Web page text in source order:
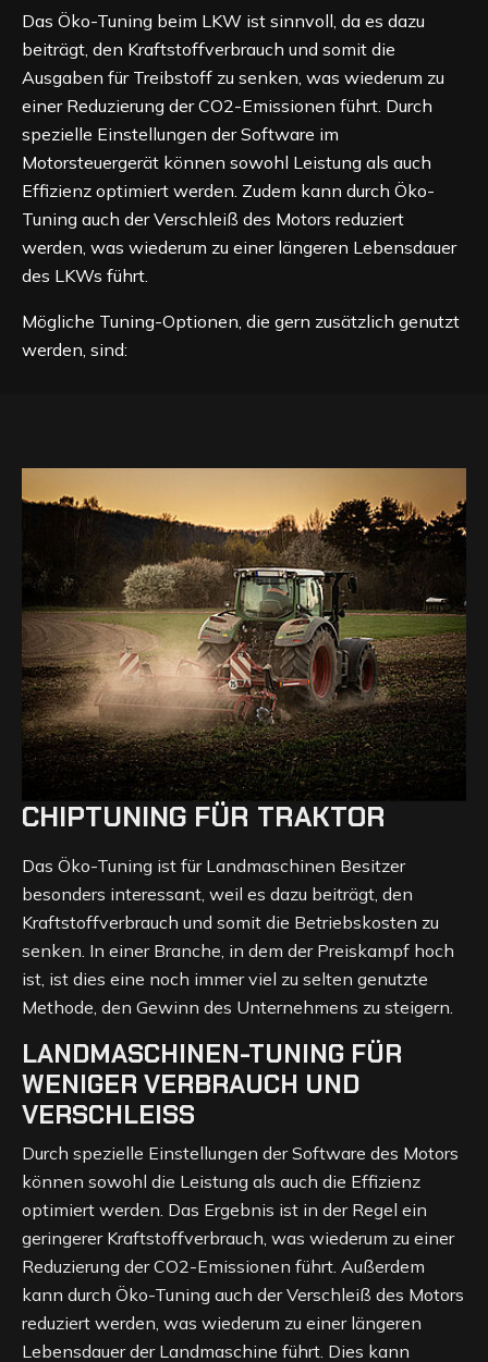
Das Öko-Tuning beim LKW ist sinnvoll, da es dazu
beiträgt, den Kraftstoffverbrauch und somit die
Ausgaben für Treibstoff zu senken, was wiederum zu
einer Reduzierung der CO2-Emissionen führt. Durch
spezielle Einstellungen der Software im
Motorsteuergerät können sowohl Leistung als auch
Effizienz optimiert werden. Zudem kann durch Öko-
Tuning auch der Verschleiß des Motors reduziert
werden, was wiederum zu einer längeren Lebensdauer
des LKWs führt.
Mögliche Tuning-Optionen, die gern zusätzlich genutzt
werden, sind:
CHIPTUNING FÜR TRAKTOR
Das Öko-Tuning ist für Landmaschinen Besitzer
besonders interessant, weil es dazu beiträgt, den
Kraftstoffverbrauch und somit die Betriebskosten zu
senken. In einer Branche, in dem der Preiskampf hoch
ist, ist dies eine noch immer viel zu selten genutzte
Methode, den Gewinn des Unternehmens zu steigern.
LANDMASCHINEN-TUNING FÜR
WENIGER VERBRAUCH UND
VERSCHLEISS
Durch spezielle Einstellungen der Software des Motors
können sowohl die Leistung als auch die Effizienz
optimiert werden. Das Ergebnis ist in der Regel ein
geringerer Kraftstoffverbrauch, was wiederum zu einer
Reduzierung der CO2-Emissionen führt. Außerdem
kann durch Öko-Tuning auch der Verschleiß des Motors
reduziert werden, was wiederum zu einer längeren
Lebensdauer der Landmaschine führt. Dies kann